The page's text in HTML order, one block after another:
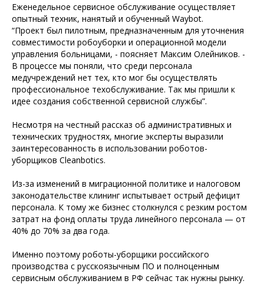
Еженедельное сервисное обслуживание осуществляет
опытный техник, нанятый и обученный Waybot.
“Проект был пилотным, предназначенным для уточнения
совместимости робоуборки и операционной модели
управления больницами, - поясняет Максим Олейников. -
В процессе мы поняли, что среди персонала
медучреждений нет тех, кто мог бы осуществлять
профессиональное техобслуживание. Так мы пришли к
идее создания собственной сервисной службы”.
Несмотря на честный рассказ об административных и
технических трудностях, многие эксперты выразили
заинтересованность в использовании роботов-
уборщиков Cleanbotics.
Из-за изменений в миграционной политике и налоговом
законодательстве клининг испытывает острый дефицит
персонала. К тому же бизнес столкнулся с резким ростом
затрат на фонд оплаты труда линейного персонала — от
40% до 70% за два года.
Именно поэтому роботы-уборщики российского
производства с русскоязычным ПО и полноценным
сервисным обслуживанием в РФ сейчас так нужны рынку.